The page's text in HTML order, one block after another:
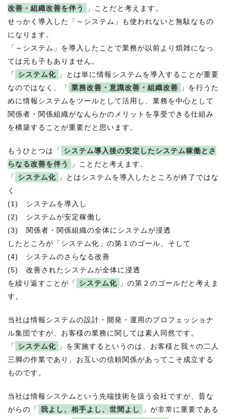
改善・組織改善を伴う
」ことだと考えます。
せっかく導入した「～システム」も使われないと無駄なもの
になります。
「～システム」を導入したことで業務が以前より煩雑になっ
ては元も子もありません。
「 システム化
」とは単に情報システムを導入することが重要
なのではなく、「 業務改善・意識改善・組織改善
」を行うた
めに情報システムをツールとして活用し、業務を中心として
関係者・関係組織がなんらかのメリットを享受できる仕組み
を構築することが重要だと思います。
もうひとつは「 システム導入後の安定したシステム稼働とさ
らなる改善を伴う
」ことだと考えます。
「 システム化
」とはシステムを導入したところが終了ではな
く
(1) システムを導入し
(2) システムが安定稼働し
(3) 関係者・関係組織の全体にシステムが浸透
したところが「システム化」の第１のゴール、そして
(4) システムのさらなる改善
(5) 改善されたシステムが全体に浸透
を繰り返すことが「 システム化
」の第２のゴールだと考えま
す。
当社は情報システムの設計・開発・運用のプロフェッショナ
ル集団ですが、お客様の業務に関しては素人同然です。
「 システム化
」を実施するというのは、お客様と我々の二人
三脚の作業であり、お互いの信頼関係があってこそ成立する
ものです。
当社は情報システムという先端技術を扱う会社ですが、昔な
がらの「 我よし、相手よし、世間よし
」が非常に重要である